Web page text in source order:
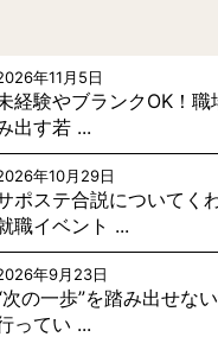
年11月5日
経験やブランクOK！
出す若 ...
年10月29日
ポステ合説についてく
職イベント ...
年9月23日
次の一歩”を踏み出せな
ってい ...